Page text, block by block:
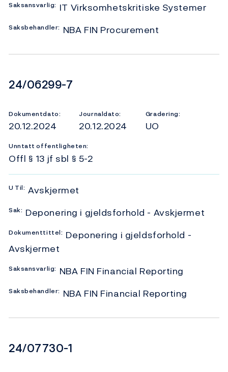
Saksansvarlig: IT Virksomhetskritiske Systemer
Saksbehandler: NBA FIN Procurement
Dokumentnummer
24/06299-7
Dokumentdato:
20.12.2024
Journaldato:
20.12.2024
Gradering:
UO
Unntatt offentligheten:
Offl § 13 jf sbl § 5-2
U Til: Avskjermet
Sak: Deponering i gjeldsforhold - Avskjermet
Dokumenttittel: Deponering i gjeldsforhold -
Avskjermet
Saksansvarlig: NBA FIN Financial Reporting
Saksbehandler: NBA FIN Financial Reporting
Dokumentnummer
24/07730-1